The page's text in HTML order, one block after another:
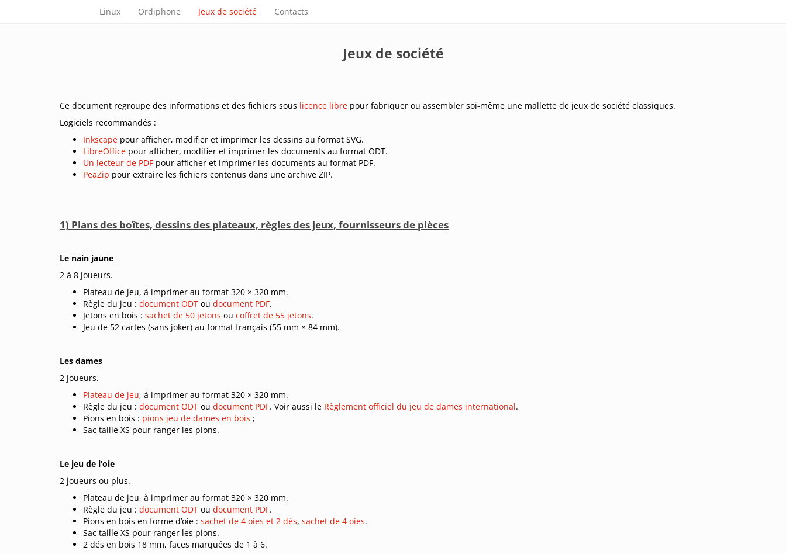
Linux Ordiphone Jeux de société Contacts
Jeux de société
Ce document regroupe des informations et des fichiers sous licence libre pour fabriquer ou assembler soi-même une mallette de jeux de société classiques.
Logiciels recommandés :
Inkscape pour afficher, modifier et imprimer les dessins au format SVG.
LibreOffice pour afficher, modifier et imprimer les documents au format ODT.
Un lecteur de PDF pour afficher et imprimer les documents au format PDF.
PeaZip pour extraire les fichiers contenus dans une archive ZIP.
1) Plans des boîtes, dessins des plateaux, règles des jeux, fournisseurs de pièces
Le nain jaune
2 à 8 joueurs.
Plateau de jeu, à imprimer au format 320 × 320 mm.
Règle du jeu : document ODT ou document PDF.
Jetons en bois : sachet de 50 jetons ou coffret de 55 jetons.
Jeu de 52 cartes (sans joker) au format français (55 mm × 84 mm).
Les dames
2 joueurs.
Plateau de jeu, à imprimer au format 320 × 320 mm.
Règle du jeu : document ODT ou document PDF. Voir aussi le Règlement officiel du jeu de dames international.
Pions en bois : pions jeu de dames en bois ;
Sac taille XS pour ranger les pions.
Le jeu de l’oie
2 joueurs ou plus.
Plateau de jeu, à imprimer au format 320 × 320 mm.
Règle du jeu : document ODT ou document PDF.
Pions en bois en forme d’oie : sachet de 4 oies et 2 dés, sachet de 4 oies.
Sac taille XS pour ranger les pions.
2 dés en bois 18 mm, faces marquées de 1 à 6.